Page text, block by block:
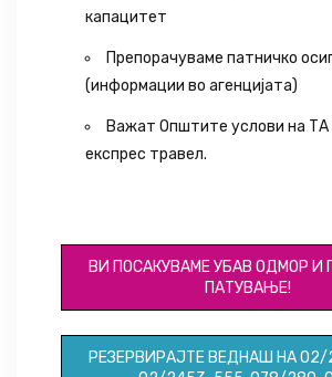
капацитет
Препорачуваме патничко
(информации во агенцијата)
Важат Општите услови на ТА
експрес травел.
ВИ ПОСАКУВАМЕ УБАВ ОДМОР И
ПАТУВАЊЕ!
РЕЗЕРВИРАЈТЕ ВЕДНАШ НА